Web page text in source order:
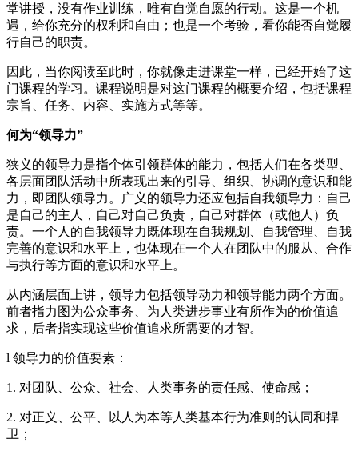
堂讲授，没有作业训练，唯有自觉自愿的行动。这是一个机
遇，给你充分的权利和自由；也是一个考验，看你能否自觉履
行自己的职责。
因此，当你阅读至此时，你就像走进课堂一样，已经开始了这
门课程的学习。课程说明是对这门课程的概要介绍，包括课程
宗旨、任务、内容、实施方式等等。
何为“领导力”
狭义的领导力是指个体引领群体的能力，包括人们在各类型、
各层面团队活动中所表现出来的引导、组织、协调的意识和能
力，即团队领导力。广义的领导力还应包括自我领导力：自己
是自己的主人，自己对自己负责，自己对群体（或他人）负
责。一个人的自我领导力既体现在自我规划、自我管理、自我
完善的意识和水平上，也体现在一个人在团队中的服从、合作
与执行等方面的意识和水平上。
从内涵层面上讲，领导力包括领导动力和领导能力两个方面。
前者指力图为公众事务、为人类进步事业有所作为的价值追
求，后者指实现这些价值追求所需要的才智。
l 领导力的价值要素：
1. 对团队、公众、社会、人类事务的责任感、使命感；
2. 对正义、公平、以人为本等人类基本行为准则的认同和捍
卫；